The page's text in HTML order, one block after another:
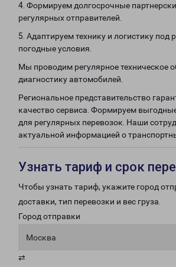
4. Формируем долгосрочные
регулярных отправителей.
5. Адаптируем технику и логистику под
погодные условия.
Мы проводим регулярное техническое
диагностику автомобилей.
Региональное представительство
качество сервиса. Формируем
для регулярных перевозок. Наши
актуальной информацией о
Узнать тариф и срок
Чтобы узнать тариф, укажите город
доставки, тип перевозки и вес груза.
Город отправки
Москва
⇄